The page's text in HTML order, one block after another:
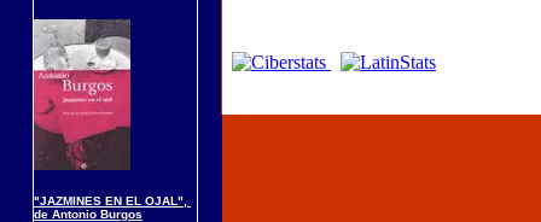
"JAZMINES EN EL OJAL",
de Antonio Burgos